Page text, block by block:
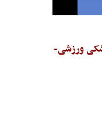
ورزشی-